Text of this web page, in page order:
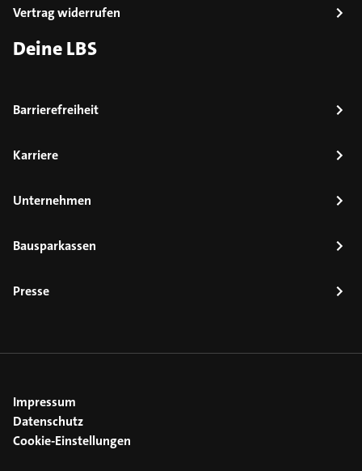
Vertrag widerrufen
Deine LBS
Barrierefreiheit
Karriere
Unternehmen
Bausparkassen
Presse
Impressum
Datenschutz
Cookie-Einstellungen